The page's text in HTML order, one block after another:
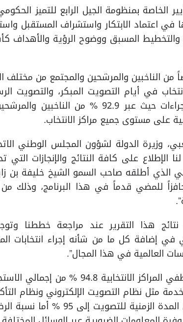
الخاصة بمنظومة الجيل الرابع للتميز
في اعتماد الابتكار واستشراف المستقبل
والتخطيط المسبق ووضوح الرؤية والأهداف
الوطنية للانتخابات رصداً لآراء1411 شخصاً من الناخبين والمرشحين والمجتمع من
في أيام التصويت المبكر، والتصويت
بهدف قياس مستوى رضا المتعاملين عن هذه الإجراءات حيث عبر 92.9 % من
على مستوى جميع مراكز الانتخاب.
وزيرة الدولة لشؤون المجلس الوطني
الإطلاع على كافة النتائج والإنجازات التي
الذي أطلقه صاحب السمو الشيخ خليفة بن
للمضي قدماً في هذا البرنامج، وذلك
هذا التقرير عند مراجعة خططنا
في إضافة كل ما من شأنه إجراء انتخابات
العالمية في هذا المجال”.
وبلغ مستوى رضا الناخبين والمرشحين عن تعامل موظفي المراكز الانتخابية 94.8
مثل نظام التصويت الإلكتروني ونظام
الهوية إلى 94.8%، في حين وصل مستوى الرضا عن المدة الزمنية